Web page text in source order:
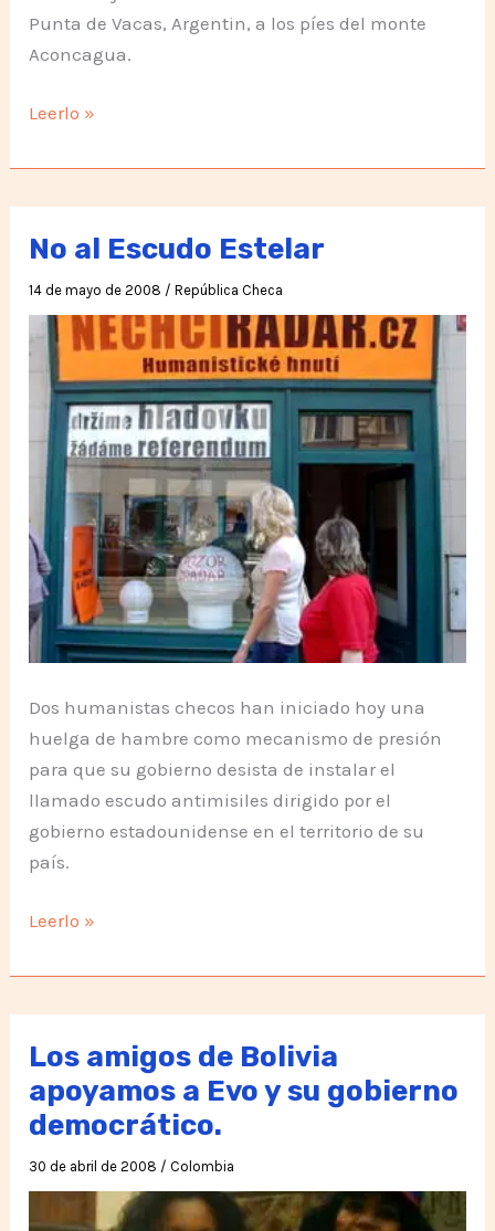
Punta de Vacas, Argentin, a los píes del monte
Aconcagua.
Marcha
por
la
Paz
la
Noviolencia
Leerlo »
No al Escudo Estelar
14 de mayo de 2008 /República Checa
Dos humanistas checos han iniciado hoy una
huelga de hambre como mecanismo de presión
para que su gobierno desista de instalar el
llamado escudo antimisiles dirigido por el
gobierno estadounidense en el territorio de su
país.
No
Escudo
Estelar
Leerlo »
Los amigos de Bolivia
apoyamos a Evo y su gobierno
democrático.
30 de abril de 2008 / Colombia